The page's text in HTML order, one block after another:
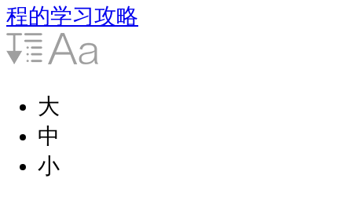
程的学习攻略
大
中
小